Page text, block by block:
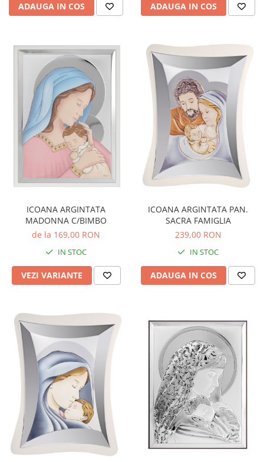
ADAUGA IN COS ADAUGA IN COS
ICOANA ARGINTATA
MADONNA C/BIMBO
de la 169,00 RON
IN STOC
VEZI VARIANTE
ICOANA ARGINTATA PAN.
SACRA FAMIGLIA
239,00 RON
IN STOC
ADAUGA IN COS